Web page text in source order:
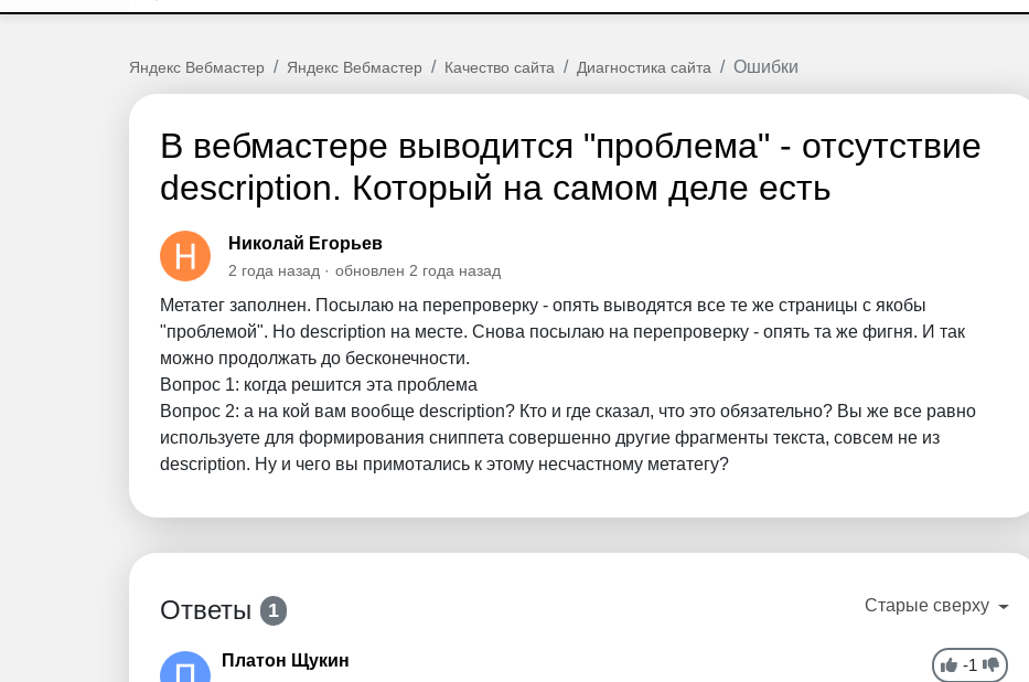
Яндекс Вебмастер Яндекс Вебмастер Качество сайта Диагностика сайта Ошибки
В вебмастере выводится "проблема" - отсутствие
description. Который на самом деле есть
Николай Егорьев
2 года назад обновлен 2 года назад
Метатег заполнен. Посылаю на перепроверку - опять выводятся все те же страницы с якобы
"проблемой". Но description на месте. Снова посылаю на перепроверку - опять та же фигня. И так
можно продолжать до бесконечности.
Вопрос 1: когда решится эта проблема
Вопрос 2: а на кой вам вообще description? Кто и где сказал, что это обязательно? Вы же все равно
используете для формирования сниппета совершенно другие фрагменты текста, совсем не из
description. Ну и чего вы примотались к этому несчастному метатегу?
Ответы 1 Старые сверху
-1
Платон Щукин